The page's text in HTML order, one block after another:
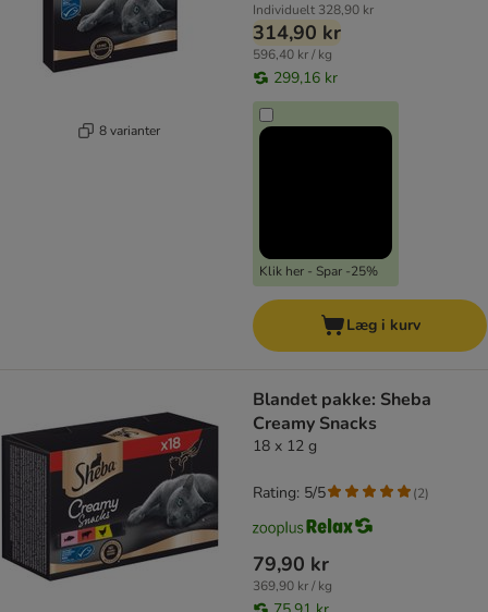
8 varianter
Individuelt 328,90 kr
314,90 kr
596,40 kr / kg
299,16 kr
Klik her - Spar -25%
Læg i kurv
Blandet pakke: Sheba
Creamy Snacks
18 x 12 g
79,90 kr
369,90 kr / kg
Rating: 5/5 (2)